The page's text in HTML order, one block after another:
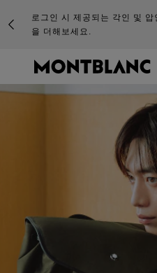
로그인 시 제공되는 각인 및
을 더해보세요.